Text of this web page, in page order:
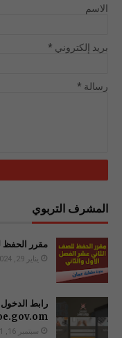
الاسم
بريد إلكتروني *
رسالة *
المشرف التربوي
مقرر الحفظ
يناير 29, 2024
سبتمبر 16, 2021